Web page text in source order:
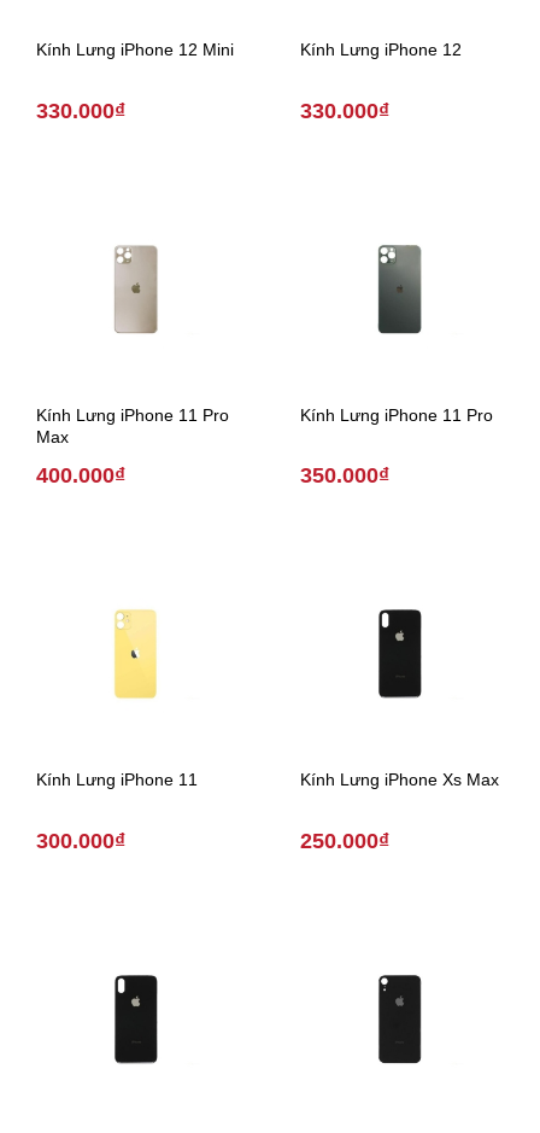
Kính Lưng iPhone 12 Mini
330.000₫
Kính Lưng iPhone 12
330.000₫
Kính Lưng iPhone 11 Pro
Max
400.000₫
Kính Lưng iPhone 11 Pro
350.000₫
Kính Lưng iPhone 11
300.000₫
Kính Lưng iPhone Xs Max
250.000₫